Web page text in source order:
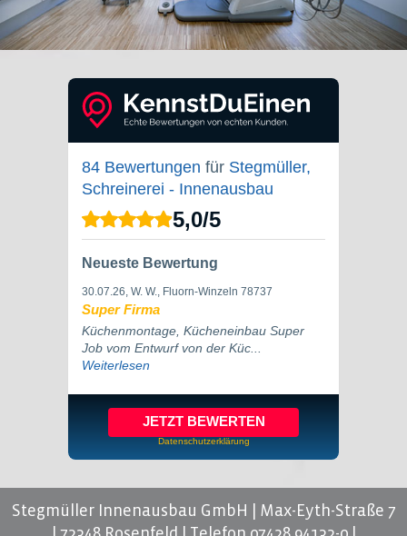
84 Bewertungen für Stegmüller,
Schreinerei - Innenausbau
5,0/5
Neueste Bewertung
30.07.26 , W. W., Fluorn-Winzeln 78737
Super Firma
Küchenmontage, Kücheneinbau Super
Job vom Entwurf von der Küc...
Weiterlesen
JETZT BEWERTEN
Datenschutzerklärung
Stegmüller Innenausbau GmbH | Max-Eyth-Straße 7